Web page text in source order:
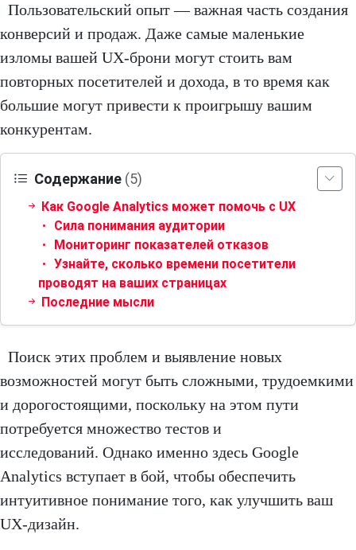
Пользовательский опыт — важная часть создания
конверсий и продаж. Даже самые маленькие
изломы вашей UX-брони могут стоить вам
повторных посетителей и дохода, в то время как
большие могут привести к проигрышу вашим
конкурентам.
Содержание (5)
Как Google Analytics может помочь с UX
Сила понимания аудитории
Мониторинг показателей отказов
Узнайте, сколько времени посетители
проводят на ваших страницах
Последние мысли
Поиск этих проблем и выявление новых
возможностей могут быть сложными, трудоемкими
и дорогостоящими, поскольку на этом пути
потребуется множество тестов и
исследований. Однако именно здесь Google
Analytics вступает в бой, чтобы обеспечить
интуитивное понимание того, как улучшить ваш
UX-дизайн.